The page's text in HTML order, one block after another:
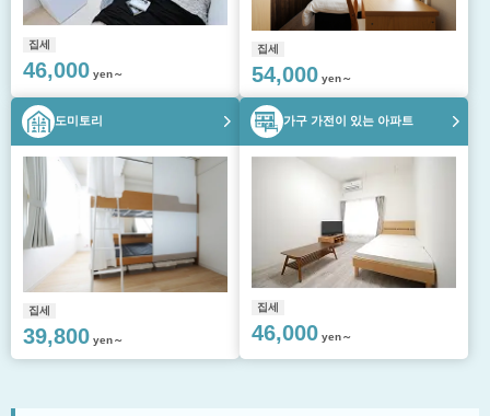
집세
46,000 yen～
집세
54,000 yen～
도미토리
집세
39,800 yen～
가구 가전이 있는 아파트
집세
46,000 yen～